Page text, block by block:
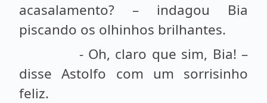
acasalamento? – indagou Bia
piscando os olhinhos brilhantes.
- Oh, claro que sim, Bia! –
disse Astolfo com um sorrisinho
feliz.